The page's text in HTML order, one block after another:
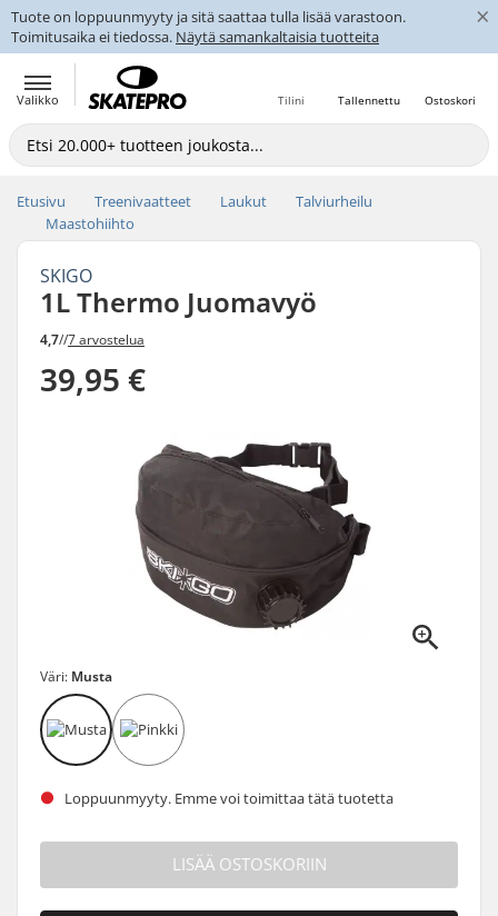
Tuote on loppuunmyyty ja sitä saattaa tulla lisää varastoon.
Toimitusaika ei tiedossa. Näytä samankaltaisia tuotteita
×
Valikko Ostoskori
Tallennettu
Tilini
Etusivu Treenivaatteet Laukut
Talviurheilu
Maastohiihto
SKIGO
1L Thermo Juomavyö
4,7//7 arvostelua
39,95 €
Väri: Musta
Loppuunmyyty. Emme voi toimittaa tätä tuotetta
LISÄÄ OSTOSKORIIN